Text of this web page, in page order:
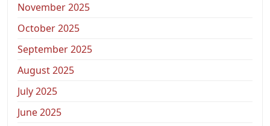
November 2025
October 2025
September 2025
August 2025
July 2025
June 2025